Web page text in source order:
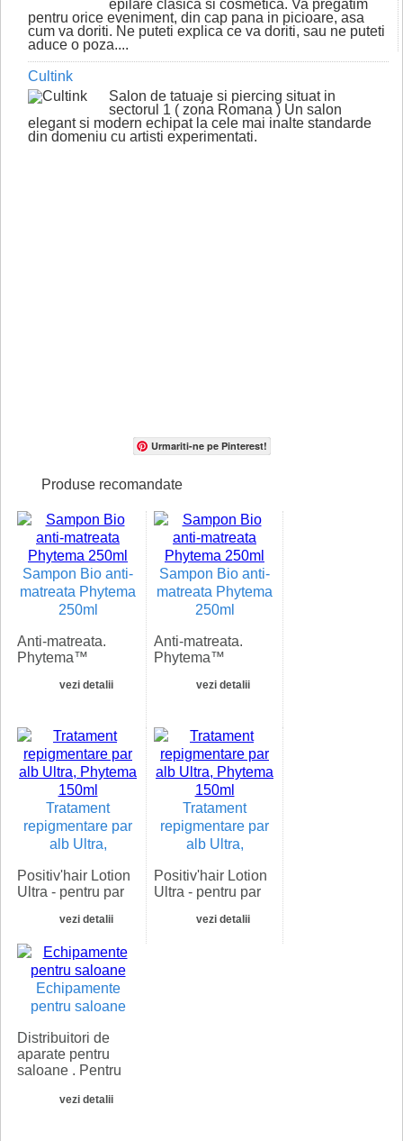
epilare clasica si cosmetica. Va pregatim
pentru orice eveniment, din cap pana in picioare, asa
cum va doriti. Ne puteti explica ce va doriti, sau ne puteti
aduce o poza....
Cultink
Salon de tatuaje si piercing situat in
sectorul 1 ( zona Romana ) Un salon
elegant si modern echipat la cele mai inalte standarde
din domeniu cu artisti experimentati.
Urmariti-ne pe Pinterest!
Produse recomandate
Sampon Bio anti-
matreata Phytema
250ml
Anti-matreata.
Phytema™
Bio anti-matreata
combate eficient
mancarimea si
tulburarile
capilare. Centella
asiatica calmeaza
scalpul...
vezi detalii
Sampon Bio anti-
matreata Phytema
250ml
Anti-matreata.
Phytema™
Bio anti-matreata
combate eficient
mancarimea si
tulburarile
capilare. Centella
asiatica calmeaza
scalpul...
vezi detalii
Tratament
repigmentare par
alb Ultra,
Positiv'hair Lotion
Ultra - pentru par
mediu spre inchis.
Positiv'hair din
laboratoarele de
cercetare
Phytema™
reprezinta un
de refacere a...
vezi detalii
Tratament
repigmentare par
alb Ultra,
Positiv'hair Lotion
Ultra - pentru par
mediu spre inchis.
vezi detalii
Echipamente
pentru saloane
Distribuitori de
aparate pentru
saloane . Pentru
informatii si oferte
vezi detalii